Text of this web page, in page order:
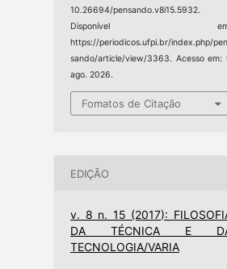
10.26694/pensando.v8i15.5932.
Disponível
https://periodicos.ufpi.br/index.php/pen
sando/article/view/3363. Acesso em:
ago. 2026.
Fomatos de Citação
EDIÇÃO
v. 8 n. 15 (2017):
DA TÉCNICA E
TECNOLOGIA/VARIA